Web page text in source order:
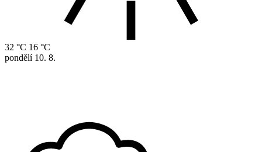
32 °C 16 °C
pondělí 10. 8.